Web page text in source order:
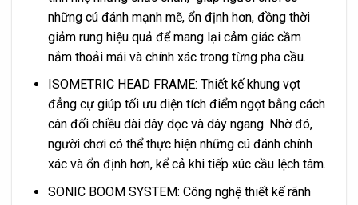
những cú đánh mạnh mẽ, ổn định hơn, đồng thời
giảm rung hiệu quả để mang lại cảm giác cầm
nắm thoải mái và chính xác trong từng pha cầu.
ISOMETRIC HEAD FRAME: Thiết kế khung vợt
đẳng cự giúp tối ưu diện tích điểm ngọt bằng cách
cân đối chiều dài dây dọc và dây ngang. Nhờ đó,
người chơi có thể thực hiện những cú đánh chính
xác và ổn định hơn, kể cả khi tiếp xúc cầu lệch tâm.
SONIC BOOM SYSTEM: Công nghệ thiết kế rãnh